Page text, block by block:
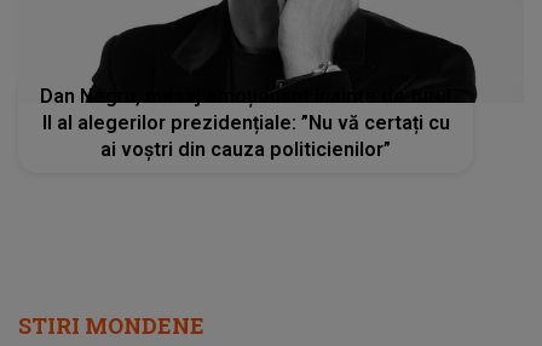
Dan Negru, mesaj emoționant înainte de turul
II al alegerilor prezidențiale: ”Nu vă certați cu
ai voștri din cauza politicienilor”
STIRI MONDENE